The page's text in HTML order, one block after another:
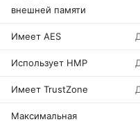
внешней памяти
Имеет AES
Использует HMP
Имеет TrustZone
Максимальная